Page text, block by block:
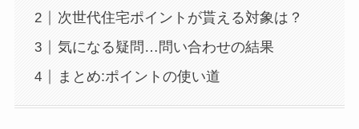
次世代住宅ポイントが貰える対象は？
気になる疑問…問い合わせの結果
まとめ:ポイントの使い道